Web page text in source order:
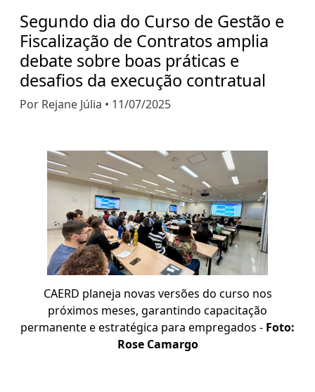
Segundo dia do Curso de Gestão e
Fiscalização de Contratos amplia
debate sobre boas práticas e
desafios da execução contratual
Por Rejane Júlia • 11/07/2025
CAERD planeja novas versões do curso nos
próximos meses, garantindo capacitação
permanente e estratégica para empregados - Foto:
Rose Camargo